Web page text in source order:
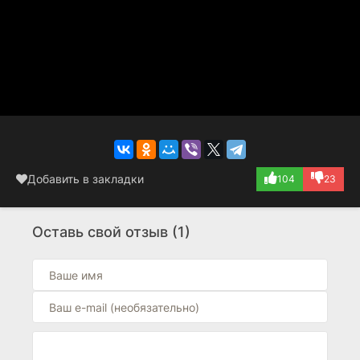
Добавить в закладки 104 23
Оставь свой отзыв (1)